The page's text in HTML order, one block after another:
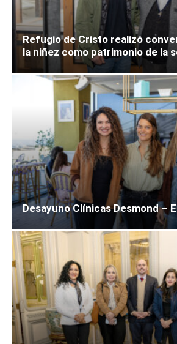
Refugio de Cristo realizó
la niñez como patrimonio de la
Desayuno Clínicas Desmond –